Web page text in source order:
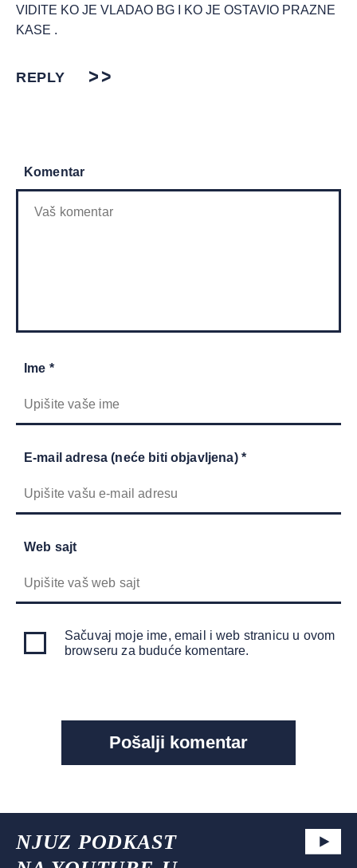
VIDITE KO JE VLADAO BG I KO JE OSTAVIO PRAZNE
KASE .
REPLY
Komentar
Ime *
E-mail adresa (neće biti objavljena) *
Web sajt
Sačuvaj moje ime, email i web stranicu u ovom
browseru za buduće komentare.
NJUZ PODKAST